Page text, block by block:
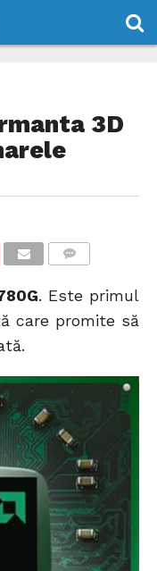
3D
. Este primul
care promite să